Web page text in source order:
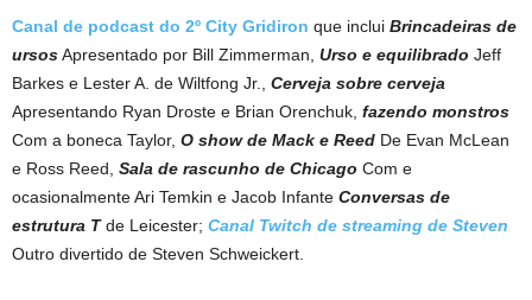
Canal de podcast do 2º City Gridiron que inclui Brincadeiras de
ursosApresentado por Bill Zimmerman, Urso e equilibrado Jeff
Barkes e Lester A. de Wiltfong Jr., Cerveja sobre cerveja
Apresentando Ryan Droste e Brian Orenchuk, fazendo monstros
Com a boneca Taylor, O show de Mack e Reed De Evan McLean
e Ross Reed, Sala de rascunho de Chicago Com e
ocasionalmente Ari Temkin e Jacob Infante Conversas de
estrutura Tde Leicester; Canal Twitch de streaming de Steven
Outro divertido de Steven Schweickert.